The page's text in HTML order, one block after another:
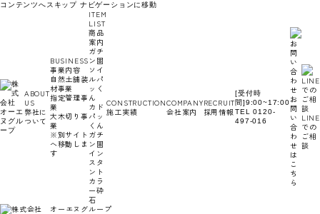
コンテンツへスキップ ナビゲーションに移動
ABOUT
US
弊社に
ついて
BUSINESS
事業内容
自然土舗装
材事業
指定管理事
業
大木切り事
業
※別サイト
へ移動しま
す
ITEM
LIST
商品
案内
ガチ
ン固
ソイ
ルパ
ッく
ん
カド
パッ
くん
ガチ
ン固
イン
スタ
ント
カラ
ー砕
石
CONSTRUCTION
施工実績
COMPANY
会社案内
RECRUIT
採用情報
[受付時
間]9:00~17:00
TEL 0120-
497-016
お
問
い
合
わ
せ
は
こ
ち
ら
LINE
での
ご相
談